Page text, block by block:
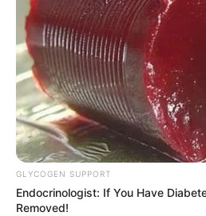
GLYCOGEN SUPPORT
Endocrinologist: If You Have
Removed!